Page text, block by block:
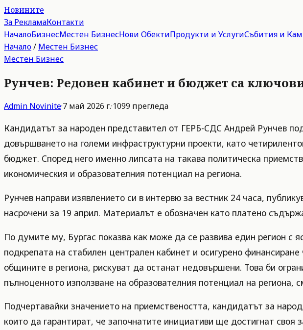
Новините
За РекламаКонтакти
НачалоБизнесМестен БизнесНови ОбектиПродукти и УслугиСъбития и
Начало/ Местен Бизнес
Местен Бизнес
Рунчев: Редовен кабинет и бюджет са
Admin Novinite·7 май 2026 г.·1099 прегледа
Кандидатът за народен представител от ГЕРБ-СДС Андрей Рунчев
довършването на големи инфраструктурни проекти, като
бюджет. Според него именно липсата на такава политическа
икономическия и образователния потенциал на региона.
Рунчев направи изявлението си в интервю за вестник 24 часа,
насрочени за 19 април. Материалът е обозначен като платено
По думите му, Бургас показва как може да се развива един регион с
подкрепата на стабилен централен кабинет и осигурено
общините в региона, рискуват да останат недовършени. Това би
пълноценното използване на образователния потенциал на региона,
Подчертавайки значението на приемствеността, кандидатът за
които да гарантират, че започнатите инициативи ще достигнат